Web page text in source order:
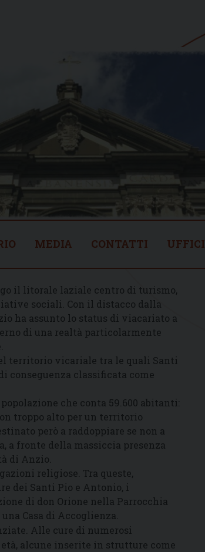
MEDIA CONTATTI UFFICI
il litorale laziale centro di turismo,
sociali. Con il distacco dalla
ha assunto lo status di viacariato a
di una realtà particolarmente
territorio vicariale tra le quali Santi
conseguenza classificata come
che conta 59.600 abitanti:
troppo alto per un territorio
però a raddoppiare se non a
a fronte della massiccia presenza
di Anzio.
religiose. Tra queste,
dei Santi Pio e Antonio, i
di don Orione nella Parrocchia
Casa di Accoglienza.
Alle cure di numerosi
alcune inserite in strutture come